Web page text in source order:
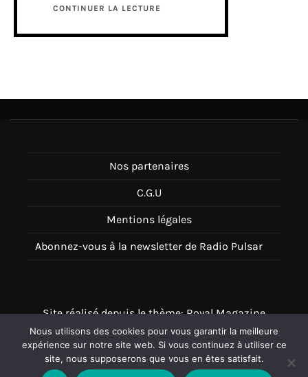
CONTINUER LA LECTURE
Nos partenaires
C.G.U
Mentions légales
Abonnez-vous à la newsletter de Radio Pulsar
Site réalisé depuis le thème: Royal Magazine
Thème disponible sur Wordpress
Nous utilisons des cookies pour vous garantir la meilleure
expérience sur notre site web. Si vous continuez à utiliser ce
site, nous supposerons que vous en êtes satisfait.